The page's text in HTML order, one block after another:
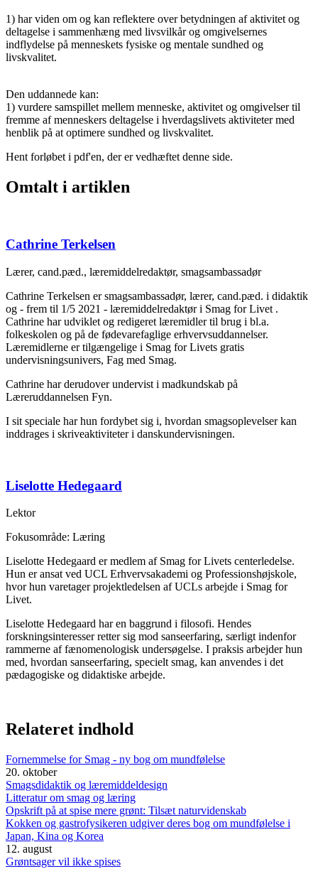
1) har viden om og kan reflektere over betydningen af aktivitet og
deltagelse i sammenhæng med livsvilkår og omgivelsernes
indflydelse på menneskets fysiske og mentale sundhed og
livskvalitet.
Den uddannede kan:
1) vurdere samspillet mellem menneske, aktivitet og omgivelser til
fremme af menneskers deltagelse i hverdagslivets aktiviteter med
henblik på at optimere sundhed og livskvalitet.
Hent forløbet i pdf'en, der er vedhæftet denne side.
Omtalt i artiklen
Cathrine Terkelsen
Lærer, cand.pæd., læremiddelredaktør, smagsambassadør
Cathrine Terkelsen er smagsambassadør, lærer, cand.pæd. i didaktik
og - frem til 1/5 2021 - læremiddelredaktør i Smag for Livet .
Cathrine har udviklet og redigeret læremidler til brug i bl.a.
folkeskolen og på de fødevarefaglige erhvervsuddannelser.
Læremidlerne er tilgængelige i Smag for Livets gratis
undervisningsunivers, Fag med Smag.
Cathrine har derudover undervist i madkundskab på
Læreruddannelsen Fyn.
I sit speciale har hun fordybet sig i, hvordan smagsoplevelser kan
inddrages i skriveaktiviteter i danskundervisningen.
Liselotte Hedegaard
Lektor
Fokusområde: Læring
Liselotte Hedegaard er medlem af Smag for Livets centerledelse.
Hun er ansat ved UCL Erhvervsakademi og Professionshøjskole,
hvor hun varetager projektledelsen af UCLs arbejde i Smag for
Livet.
Liselotte Hedegaard har en baggrund i filosofi. Hendes
forskningsinteresser retter sig mod sanseerfaring, særligt indenfor
rammerne af fænomenologisk undersøgelse. I praksis arbejder hun
med, hvordan sanseerfaring, specielt smag, kan anvendes i det
pædagogiske og didaktiske arbejde.
Relateret indhold
Fornemmelse for Smag - ny bog om mundfølelse
20. oktober
Smagsdidaktik og læremiddeldesign
Litteratur om smag og læring
Opskrift på at spise mere grønt: Tilsæt naturvidenskab
Kokken og gastrofysikeren udgiver deres bog om mundfølelse i
Japan, Kina og Korea
12. august
Grøntsager vil ikke spises